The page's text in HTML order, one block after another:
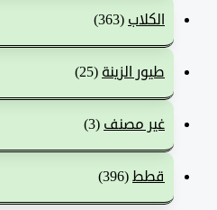
الكلاب(363)
طيور الزينة (25)
غير مصنف(3)
قطط (396)